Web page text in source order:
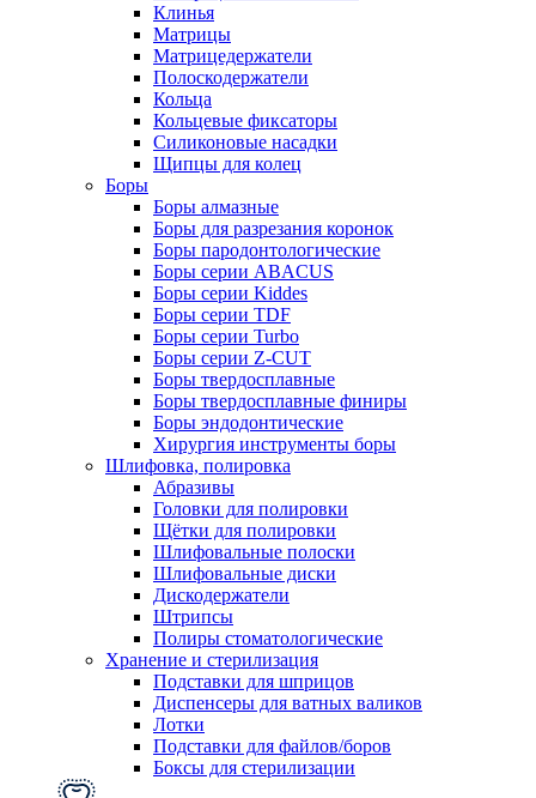
Клинья
Матрицы
Матрицедержатели
Полоскодержатели
Кольца
Кольцевые фиксаторы
Силиконовые насадки
Щипцы для колец
Боры
Боры алмазные
Боры для разрезания коронок
Боры пародонтологические
Боры серии ABACUS
Боры серии Kiddes
Боры серии TDF
Боры серии Turbo
Боры серии Z-CUT
Боры твердосплавные
Боры твердосплавные финиры
Боры эндодонтические
Хирургия инструменты боры
Шлифовка, полировка
Абразивы
Головки для полировки
Щётки для полировки
Шлифовальные полоски
Шлифовальные диски
Дискодержатели
Штрипсы
Полиры стоматологические
Хранение и стерилизация
Подставки для шприцов
Диспенсеры для ватных валиков
Лотки
Подставки для файлов/боров
Боксы для стерилизации